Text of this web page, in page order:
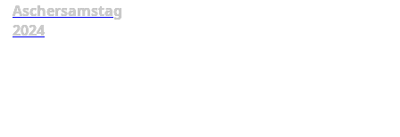
Aschersamstag
2024